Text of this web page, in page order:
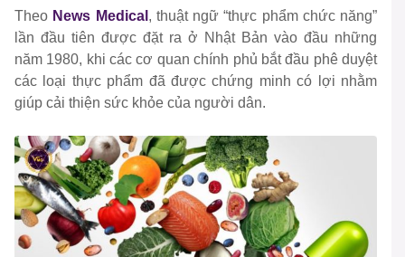
Theo News Medical , thuật ngữ “thực phẩm chức năng”
lần đầu tiên được đặt ra ở Nhật Bản vào đầu những
năm 1980, khi các cơ quan chính phủ bắt đầu phê duyệt
các loại thực phẩm đã được chứng minh có lợi nhằm
giúp cải thiện sức khỏe của người dân.